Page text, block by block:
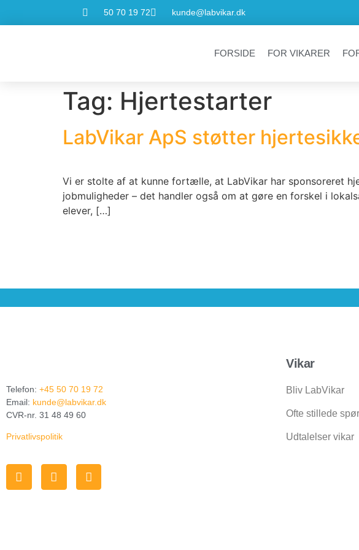
50 70 19 72 kunde@labvikar.dk
FORSIDE FOR VIKARER
Tag: Hjertestarter
LabVikar ApS støtter
Vi er stolte af at kunne fortælle, at LabVikar har sponsoreret
jobmuligheder – det handler også om at gøre en forskel i
elever, […]
Telefon: +45 50 70 19 72
Email: kunde@labvikar.dk
CVR-nr. 31 48 49 60
Privatlivspolitik
Vikar
Bliv LabVikar
Ofte stillede
Udtalelser vikar